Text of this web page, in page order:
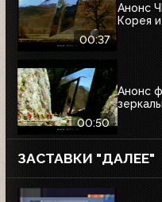
00:37
Анонс
Корея
00:50
Анонс
ЗАСТАВКИ "ДАЛЕЕ"